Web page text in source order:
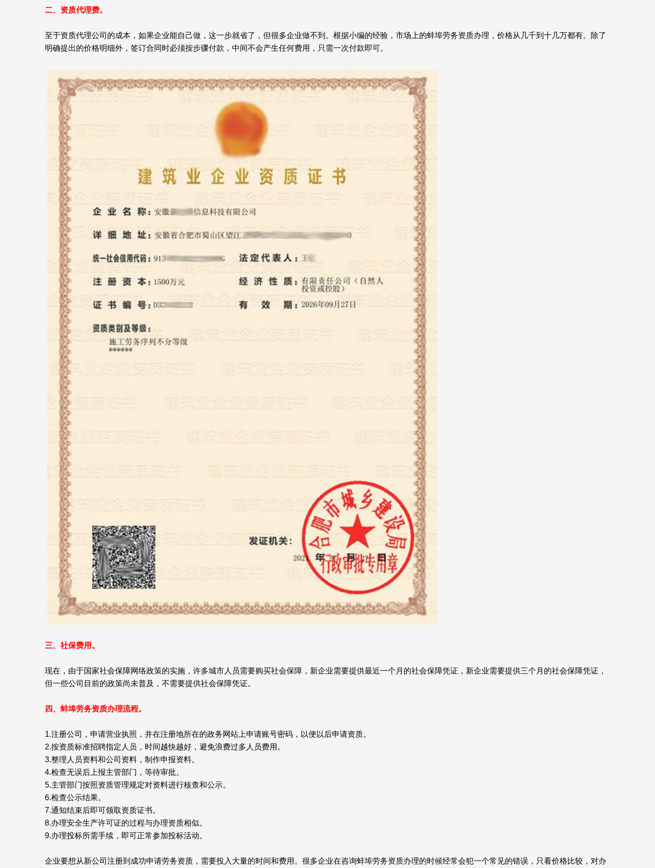
二、资质代理费。
至于资质代理公司的成本，如果企业能自己做，这一步就省了，但很多企业做不到。根据小编的经验，市场上的蚌埠劳务资质办理，价格从几千到十几万都有。除了
明确提出的价格明细外，签订合同时必须按步骤付款，中间不会产生任何费用，只需一次付款即可。
三、社保费用。
现在，由于国家社会保障网络政策的实施，许多城市人员需要购买社会保障，新企业需要提供最近一个月的社会保障凭证，新企业需要提供三个月的社会保障凭证，
但一些公司目前的政策尚未普及，不需要提供社会保障凭证。
四、蚌埠劳务资质办理流程。
1.注册公司，申请营业执照，并在注册地所在的政务网站上申请账号密码，以便以后申请资质。
2.按资质标准招聘指定人员，时间越快越好，避免浪费过多人员费用。
3.整理人员资料和公司资料，制作申报资料。
4.检查无误后上报主管部门，等待审批。
5.主管部门按照资质管理规定对资料进行核查和公示。
6.检查公示结果。
7.通知结束后即可领取资质证书。
8.办理安全生产许可证的过程与办理资质相似。
9.办理投标所需手续，即可正常参加投标活动。
企业要想从新公司注册到成功申请劳务资质，需要投入大量的时间和费用。很多企业在咨询蚌埠劳务资质办理的时候经常会犯一个常见的错误，只看价格比较，对办